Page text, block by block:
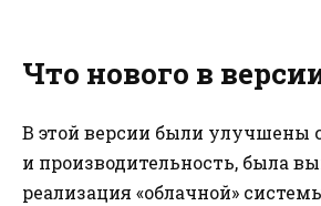
Что нового в
В этой версии были улучшены
и производительность, была
реализация «облачной»